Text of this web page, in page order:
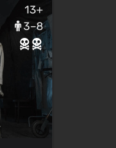
13+
3–8